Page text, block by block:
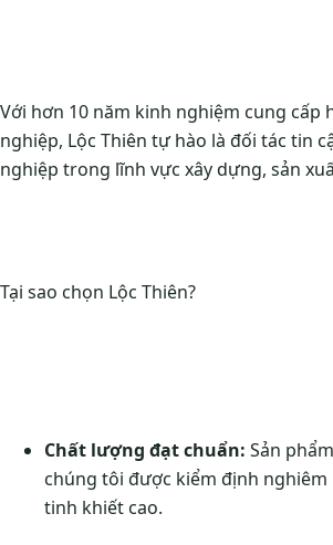
Với hơn 10 năm kinh nghiệm cung cấp
nghiệp, Lộc Thiên tự hào là đối tác tin
nghiệp trong lĩnh vực xây dựng, sản
Tại sao chọn Lộc Thiên?
Chất lượng đạt chuẩn: Sản
chúng tôi được kiểm định nghiêm
tinh khiết cao.